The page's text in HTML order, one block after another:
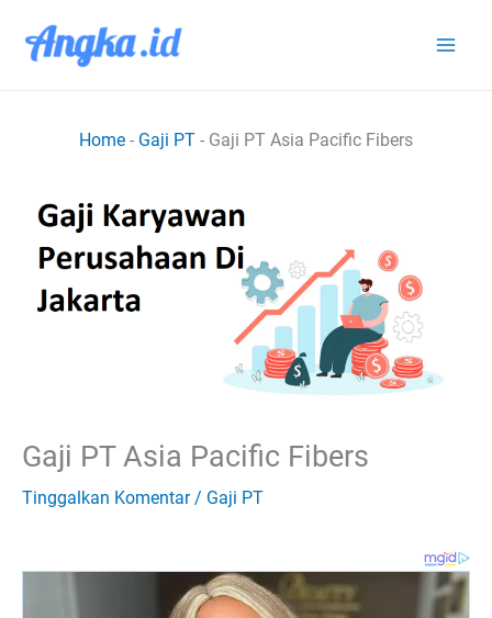
Home - Gaji PT - Gaji PT Asia Pacific Fibers
Gaji PT Asia Pacific Fibers
Tinggalkan Komentar / Gaji PT